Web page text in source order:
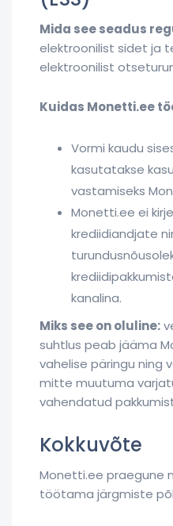
Mida see seadus
elektroonilist sidet ja
elektroonilist
Kuidas Monetti.ee
Vormi kaudu
kasutatakse
vastamiseks
Monetti.ee ei
krediidiandjate
kanalina.
Miks see on oluline:
suhtlus peab jääma
vahelise päringu ning
mitte muutuma
vahendatud
Kokkuvõte
Monetti.ee praegune
töötama järgmiste